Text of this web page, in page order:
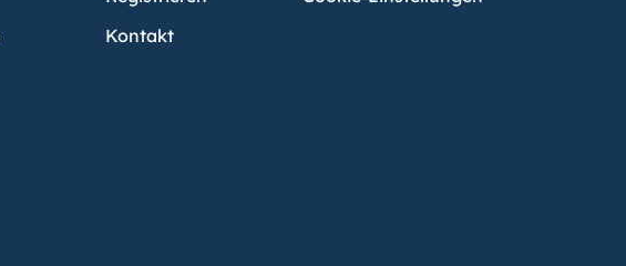
Kontakt